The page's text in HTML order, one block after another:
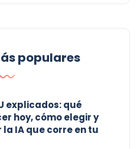
populares
explicados: qué
hoy, cómo elegir y
IA que corre en tu